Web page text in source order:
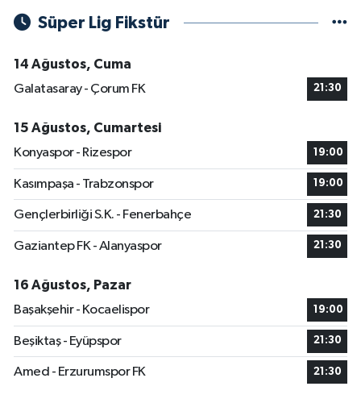
Süper Lig Fikstür
14 Ağustos, Cuma
Galatasaray - Çorum FK
21:30
15 Ağustos, Cumartesi
Konyaspor - Rizespor
19:00
Kasımpaşa - Trabzonspor 19:00
Gençlerbirliği S.K. - Fenerbahçe 21:30
Gaziantep FK - Alanyaspor 21:30
16 Ağustos, Pazar
Başakşehir - Kocaelispor
19:00
Beşiktaş - Eyüpspor 21:30
Amed - Erzurumspor FK 21:30